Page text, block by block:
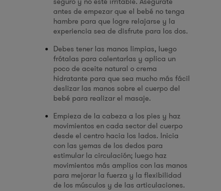
antes de empezar que el bebé no tenga
hambre para que logre relajarse y la
experiencia sea de disfrute para los dos.
Debes tener las manos limpias, luego
frótalas para calentarlas y aplica un
poco de aceite natural o crema
hidratante para que sea mucho más fácil
deslizar las manos sobre el cuerpo del
bebé para realizar el masaje.
Empieza de la cabeza a los pies y haz
movimientos en cada sector del cuerpo
desde el centro hacia los lados. Inicia
con las yemas de los dedos para
estimular la circulación; luego haz
movimientos más amplios con las manos
para mejorar la fuerza y la flexibilidad
de los músculos y de las articulaciones.